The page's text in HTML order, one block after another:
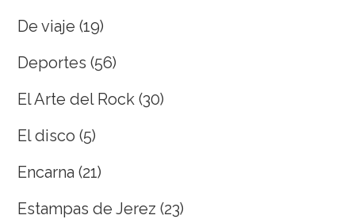
De viaje (19)
Deportes (56)
El Arte del Rock (30)
El disco (5)
Encarna (21)
Estampas de Jerez (23)